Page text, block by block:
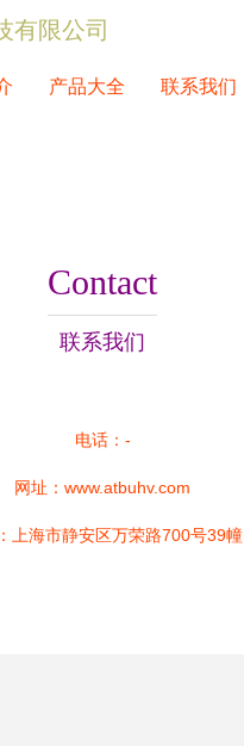
有限公司
产品大全 联系我们
Contact
联系我们
电话：-
网址： www.atbuhv.com
上海市静安区万荣路700号39幢